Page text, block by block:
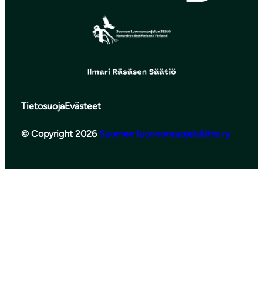
TietosuojaEvästeet
© Copyright 2026 Suomen luonnonsuojeluliitto ry